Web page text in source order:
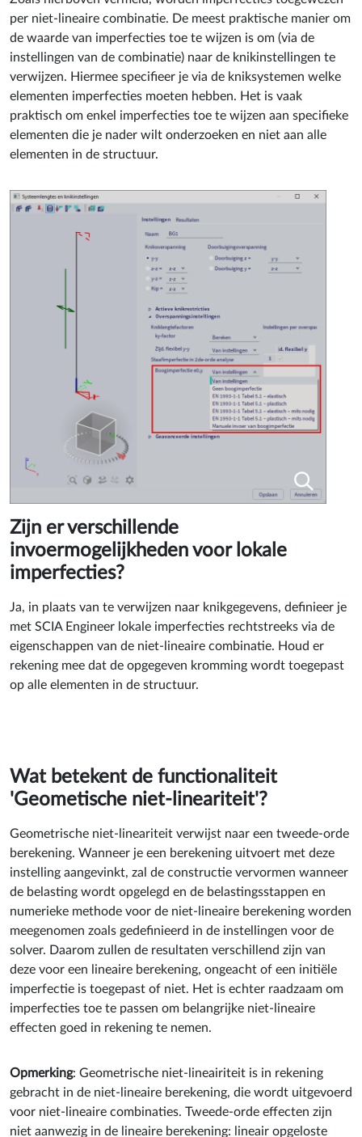
per niet-lineaire combinatie. De meest praktische manier om
de waarde van imperfecties toe te wijzen is om (via de
instellingen van de combinatie) naar de knikinstellingen te
verwijzen. Hiermee specifieer je via de kniksystemen welke
elementen imperfecties moeten hebben. Het is vaak
praktisch om enkel imperfecties toe te wijzen aan specifieke
elementen die je nader wilt onderzoeken en niet aan alle
elementen in de structuur.
Zijn er verschillende
invoermogelijkheden voor lokale
imperfecties?
Ja, in plaats van te verwijzen naar knikgegevens, definieer je
met SCIA Engineer lokale imperfecties rechtstreeks via de
eigenschappen van de niet-lineaire combinatie. Houd er
rekening mee dat de opgegeven kromming wordt toegepast
op alle elementen in de structuur.
Wat betekent de functionaliteit
'Geometische niet-lineariteit'?
Geometrische niet-lineariteit verwijst naar een tweede-orde
berekening. Wanneer je een berekening uitvoert met deze
instelling aangevinkt, zal de constructie vervormen wanneer
de belasting wordt opgelegd en de belastingsstappen en
numerieke methode voor de niet-lineaire berekening worden
meegenomen zoals gedefinieerd in de instellingen voor de
solver. Daarom zullen de resultaten verschillend zijn van
deze voor een lineaire berekening, ongeacht of een initiële
imperfectie is toegepast of niet. Het is echter raadzaam om
imperfecties toe te passen om belangrijke niet-lineaire
effecten goed in rekening te nemen.
Opmerking
: Geometrische niet-lineairiteit is in rekening
gebracht in de niet-lineaire berekening, die wordt uitgevoerd
voor niet-lineaire combinaties. Tweede-orde effecten zijn
niet aanwezig in de lineaire berekening: lineair opgeloste